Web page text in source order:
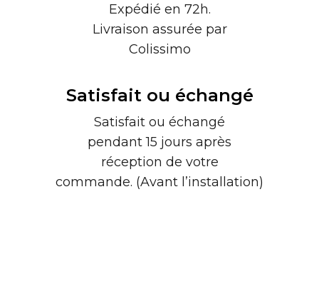
Expédié en 72h.
Livraison assurée par
Colissimo
Satisfait ou échangé
Satisfait ou échangé
pendant 15 jours après
réception de votre
commande. (Avant l’installation)